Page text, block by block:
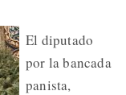
El diputado
por la bancada
panista,